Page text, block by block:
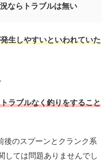
ならトラブルは無い
生しやすいといわれていた
ラブルなく釣りをすること
後のスプーンとクランク系
しては問題ありませんでし